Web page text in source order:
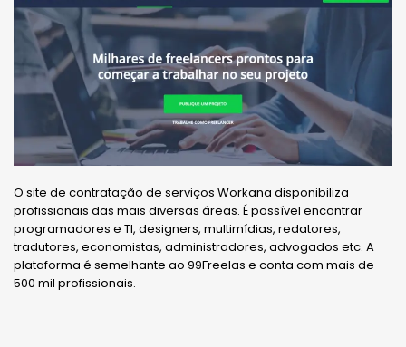
O site de contratação de serviços Workana disponibiliza
profissionais das mais diversas áreas. É possível encontrar
programadores e TI, designers, multimídias, redatores,
tradutores, economistas, administradores, advogados etc. A
plataforma é semelhante ao 99Freelas e conta com mais de
500 mil profissionais.